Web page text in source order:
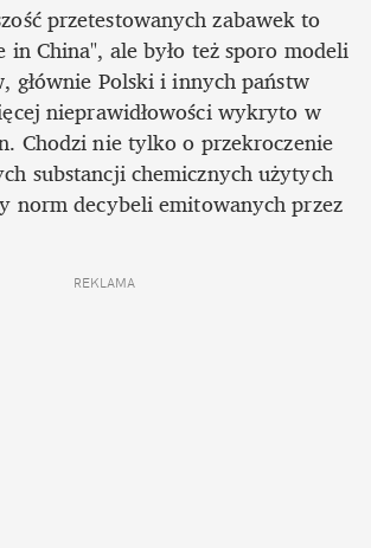
przetestowanych zabawek to
China", ale było też sporo modeli
głównie Polski i innych państw
nieprawidłowości wykryto w
Chodzi nie tylko o przekroczenie
substancji chemicznych użytych
norm decybeli emitowanych przez
REKLAMA